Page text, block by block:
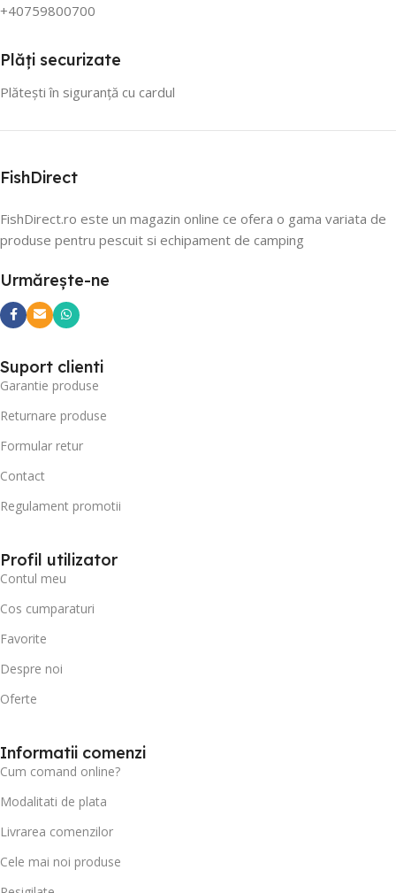
+40759800700
Plăți securizate
Plătești în siguranță cu cardul
FishDirect
FishDirect.ro este un magazin online ce ofera o gama variata de
produse pentru pescuit si echipament de camping
Urmărește-ne
Suport clienti
Garantie produse
Returnare produse
Formular retur
Contact
Regulament promotii
Profil utilizator
Contul meu
Cos cumparaturi
Favorite
Despre noi
Oferte
Informatii comenzi
Cum comand online?
Modalitati de plata
Livrarea comenzilor
Cele mai noi produse